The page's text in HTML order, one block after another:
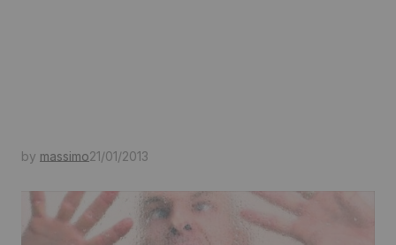
by massimo21/01/2013